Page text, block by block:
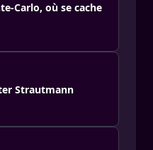
Carlo, où se cache
Strautmann